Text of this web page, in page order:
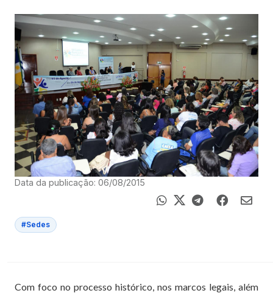
Data da publicação: 06/08/2015
#Sedes
Com foco no processo histórico, nos marcos legais, além